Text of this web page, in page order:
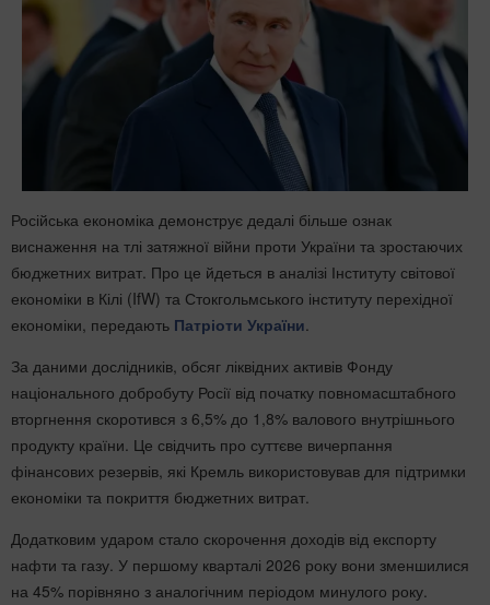
Російська економіка демонструє дедалі більше ознак
виснаження на тлі затяжної війни проти України та зростаючих
бюджетних витрат. Про це йдеться в аналізі Інституту світової
економіки в Кілі (IfW) та Стокгольмського інституту перехідної
економіки, передають Патріоти України
За даними дослідників, обсяг ліквідних активів Фонду
національного добробуту Росії від початку повномасштабного
вторгнення скоротився з 6,5% до 1,8% валового внутрішнього
продукту країни. Це свідчить про суттєве вичерпання
фінансових резервів, які Кремль використовував для підтримки
економіки та покриття бюджетних витрат.
Додатковим ударом стало скорочення доходів від експорту
нафти та газу. У першому кварталі 2026 року вони зменшилися
на 45% порівняно з аналогічним періодом минулого року.